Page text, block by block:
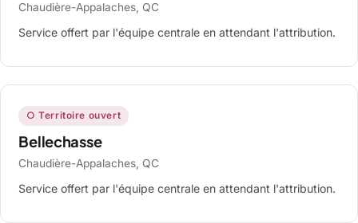
Chaudière-Appalaches, QC
Service offert par l'équipe centrale en attendant l'attribution.
○ Territoire ouvert
Bellechasse
Chaudière-Appalaches, QC
Service offert par l'équipe centrale en attendant l'attribution.